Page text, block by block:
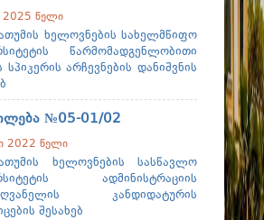
2025 წელი
ხელოვნების სახელმწიფო
წარმომადგენლობითი
სპიკერის არჩევნების დანიშვნის
№05-01/02
2022 წელი
ხელოვნების სასწავლო
ადმინისტრაციის
კანდიდატურის
შესახებ